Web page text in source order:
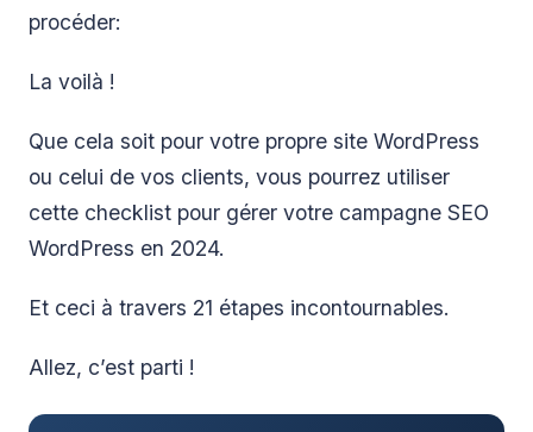
procéder:
La voilà !
Que cela soit pour votre propre site WordPress
ou celui de vos clients, vous pourrez utiliser
cette checklist pour gérer votre campagne SEO
WordPress en 2024.
Et ceci à travers 21 étapes incontournables.
Allez, c’est parti !